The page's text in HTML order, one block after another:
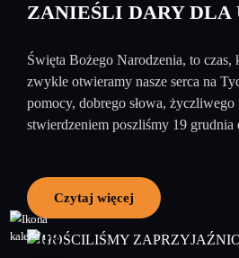
ZANIEŚLI DARY DLA
Święta Bożego Narodzenia, to czas,
zwykle otwieramy nasze serca na
pomocy, dobrego słowa,
stwierdzeniem poszliśmy 19 grudnia
Czytaj więcej
08